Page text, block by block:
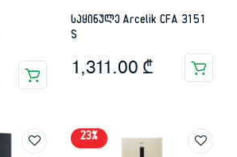
საყინულე Arcelik CFA 3151
S
1,311.00 ₾
23%